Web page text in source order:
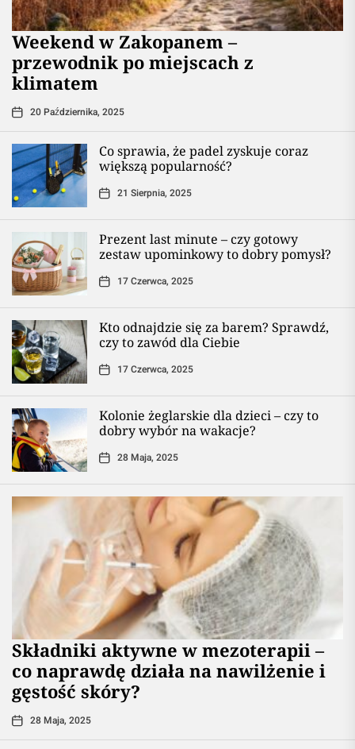
Weekend w Zakopanem –
przewodnik po miejscach z
klimatem
20 Października, 2025
Co sprawia, że padel zyskuje coraz
większą popularność?
21 Sierpnia, 2025
Prezent last minute – czy gotowy
zestaw upominkowy to dobry pomysł?
17 Czerwca, 2025
Kto odnajdzie się za barem? Sprawdź,
czy to zawód dla Ciebie
17 Czerwca, 2025
Kolonie żeglarskie dla dzieci – czy to
dobry wybór na wakacje?
28 Maja, 2025
Składniki aktywne w mezoterapii –
co naprawdę działa na nawilżenie i
gęstość skóry?
28 Maja, 2025